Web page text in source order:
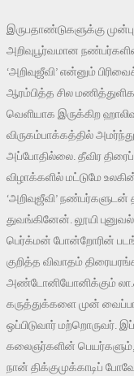
இருபதாண்டுகளுக்கு
அறிவுபூர்வமான
‘அறிவுஜீவி’ என்னும்
ஆரம்பித்த சில
வெளியாக இருக்கிற
விருகம்பாக்கத்தில்
அப்போதில்லை. தீவிர
விழாக்களில் மட்டுமே
‘அறிவுஜீவி’
துவங்கினேன். லூயி
பெர்க்மன் போன்றோரின்
குறித்த விவாதம்
அண்டோனியோனிக்கும்
கருத்துக்களை முன்
ஒப்பிடுவார் மற்றொருவர்.
கலைஞர்களின்
நான் திக்குமுக்காடிப்